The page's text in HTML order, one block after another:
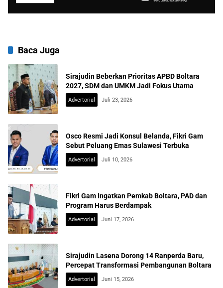
Baca Juga
Sirajudin Beberkan Prioritas APBD Boltara
2027, SDM dan UMKM Jadi Fokus Utama
Advertorial Juli 23, 2026
Osco Resmi Jadi Konsul Belanda, Fikri Gam
Sebut Peluang Emas Sulawesi Terbuka
Advertorial Juli 10, 2026
Fikri Gam Ingatkan Pemkab Boltara, PAD dan
Program Harus Berdampak
Advertorial Juni 17, 2026
Sirajudin Lasena Dorong 14 Ranperda Baru,
Percepat Transformasi Pembangunan Boltara
Advertorial Juni 15, 2026